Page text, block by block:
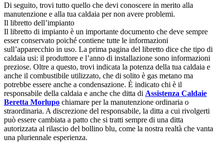
Di seguito, trovi tutto quello che devi conoscere in merito alla
manutenzione e alla tua caldaia per non avere problemi.
Il libretto dell’impianto
Il libretto di impianto è un importante documento che deve sempre
esser conservato poiché contiene tutte le informazioni
sull’apparecchio in uso. La prima pagina del libretto dice che tipo di
caldaia usi: il produttore e l’anno di installazione sono informazioni
preziose. Oltre a questo, trovi indicata la potenza della tua caldaia e
anche il combustibile utilizzato, che di solito è gas metano ma
potrebbe essere anche a condensazione. È indicato chi è il
responsabile della caldaia e anche che ditta di Assistenza Caldaie
Beretta Morlupo chiamare per la manutenzione ordinaria o
straordinaria. A discrezione del responsabile, la ditta a cui rivolgerti
può essere cambiata a patto che si tratti sempre di una ditta
autorizzata al rilascio del bollino blu, come la nostra realtà che vanta
una pluriennale esperienza.